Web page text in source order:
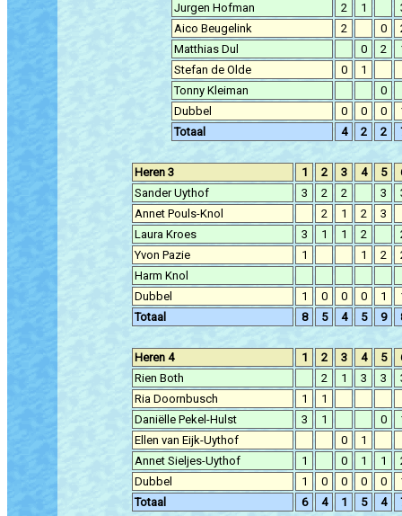
Jurgen Hofman
2 1
Aico Beugelink
2 0
Matthias Dul
0 2
Stefan de Olde
0
1
Tonny Kleiman
0
Dubbel
0 0 0
Totaal
4 2 2
Heren 3 1 2 3 4 5
Sander Uythof
3 2 2 3
Annet Pouls-Knol
2 1 2
3
Laura Kroes
3 1 1 2
Yvon Pazie
1 1 2
Harm Knol
Dubbel
1 0 0 0 1
Totaal
8 5 4 5 9
Heren 4 1 2 3 4 5
Rien Both
2 1 3 3
Ria Doornbusch
1
1
Daniëlle Pekel-Hulst
3 1 0
Ellen van Eijk-Uythof
0
1
Annet Sieljes-Uythof
1 0 1 1
Dubbel
1 0 0 0 0
Totaal
6 4 1 5 4